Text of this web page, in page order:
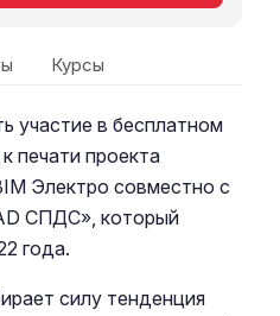
Курсы
участие в бесплатном
печати проекта
Электро совместно с
СПДС», который
года.
силу тенденция